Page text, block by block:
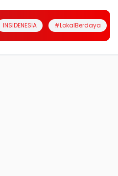
INSIDENESIA #LokalBerdaya